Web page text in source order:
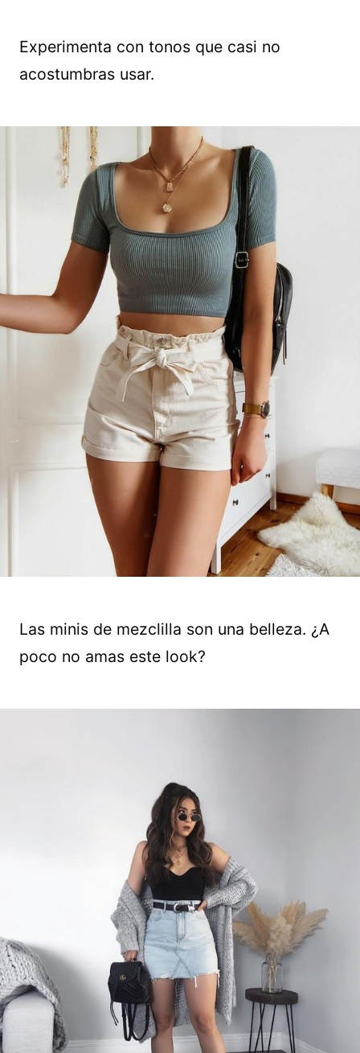
Experimenta con tonos que casi no
acostumbras usar.
Las minis de mezclilla son una belleza. ¿A
poco no amas este look?